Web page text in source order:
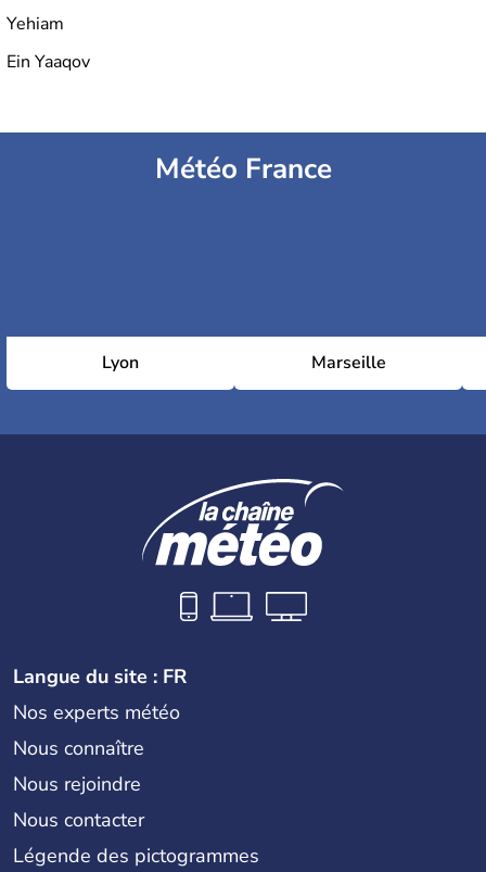
Yehiam
Ein Yaaqov
Météo France
Lyon Marseille
Langue du site : FR
Nos experts météo
Nous connaître
Nous rejoindre
Nous contacter
Légende des pictogrammes